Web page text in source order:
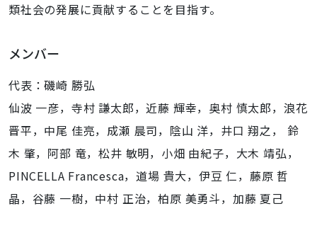
類社会の発展に貢献することを目指す。
メンバー
代表：磯崎 勝弘
仙波 一彦，寺村 謙太郎，近藤 輝幸，奥村 慎太郎，浪花
晋平，中尾 佳亮，成瀬 晨司，陰山 洋，井口 翔之， 鈴
木 肇，阿部 竜，松井 敏明，小畑 由紀子，大木 靖弘，
PINCELLA Francesca，道場 貴大，伊豆 仁，藤原 哲
晶，谷藤 一樹，中村 正治，柏原 美勇斗，加藤 夏己